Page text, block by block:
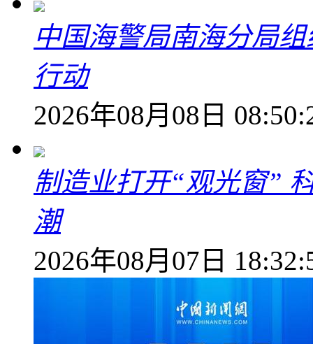
中国海警局南海分局
行动
2026年08月08日
制造业打开“观光窗”
潮
2026年08月07日